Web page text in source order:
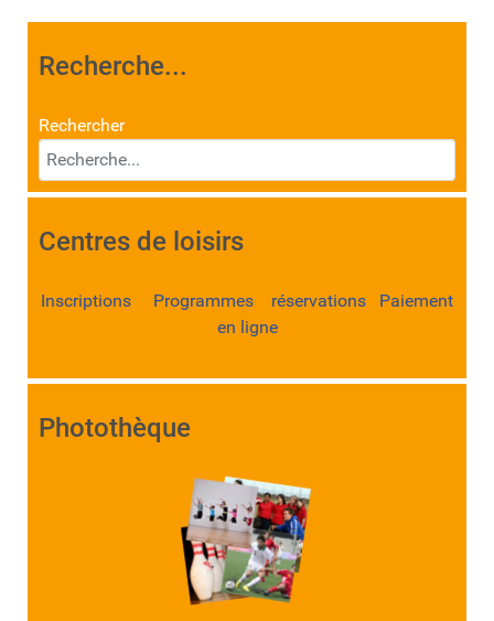
Recherche...
Rechercher
Centres de loisirs
Inscriptions Programmes réservations Paiement
en ligne
Photothèque